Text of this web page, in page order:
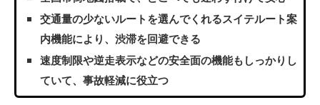
交通量の少ないルートを選んでくれるスイテルート案
内機能により、渋滞を回避できる
速度制限や逆走表示などの安全面の機能もしっかりし
ていて、事故軽減に役立つ